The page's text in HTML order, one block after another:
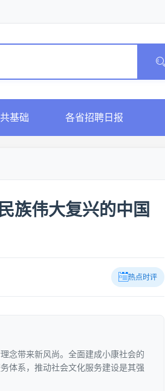
基础 各省招聘日报
族伟大复兴的中国
热点时评
带来新风尚。全面建成小康社会的
体系，推动社会文化服务建设是其强